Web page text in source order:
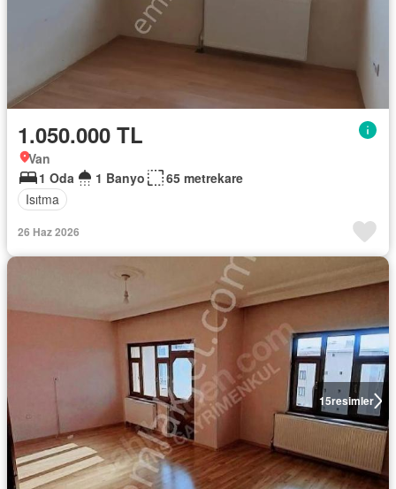
1.050.000 TL
Van
1 Oda
1 Banyo
65 metrekare
Isıtma
26 Haz 2026
15resimler